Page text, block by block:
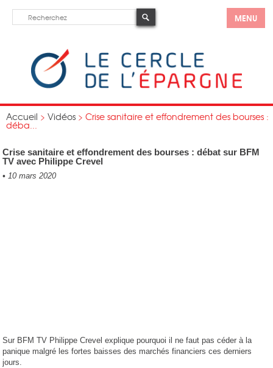
MENU
Accueil > Vidéos > Crise sanitaire et effondrement des bourses :
déba...
Crise sanitaire et effondrement des bourses : débat sur BFM
TV avec Philippe Crevel
• 10 mars 2020
Sur BFM TV Philippe Crevel explique pourquoi il ne faut pas céder à la
panique malgré les fortes baisses des marchés financiers ces derniers
jours.